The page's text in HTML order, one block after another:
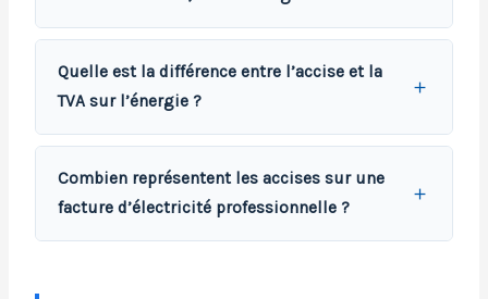
Quelle est la différence entre l’accise et la
TVA sur l’énergie ?
Combien représentent les accises sur une
facture d’électricité professionnelle ?